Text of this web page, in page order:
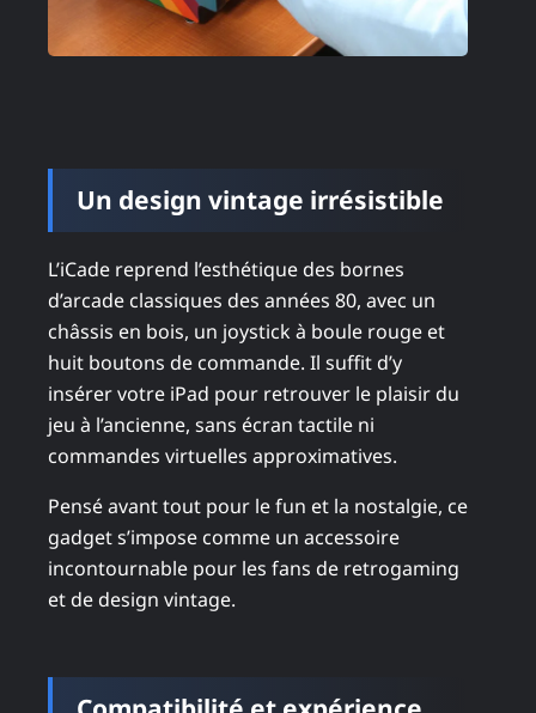
Un design vintage irrésistible
L’iCade reprend l’esthétique des bornes
d’arcade classiques des années 80, avec un
châssis en bois, un joystick à boule rouge et
huit boutons de commande. Il suffit d’y
insérer votre iPad pour retrouver le plaisir du
jeu à l’ancienne, sans écran tactile ni
commandes virtuelles approximatives.
Pensé avant tout pour le fun et la nostalgie, ce
gadget s’impose comme un accessoire
incontournable pour les fans de retrogaming
et de design vintage.